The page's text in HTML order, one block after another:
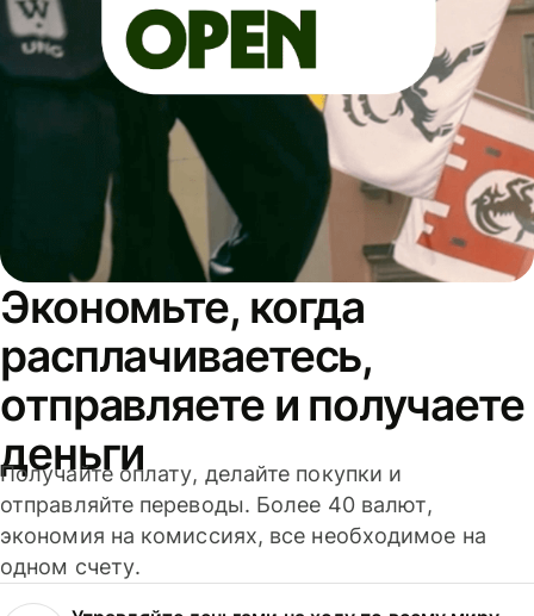
Экономьте, когда
расплачиваетесь,
отправляете и получаете
деньги
Получайте оплату, делайте покупки и
отправляйте переводы. Более 40 валют,
экономия на комиссиях, все необходимое на
одном счету.